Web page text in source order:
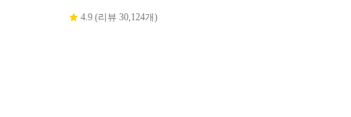
4.9 (리뷰 30,124개)